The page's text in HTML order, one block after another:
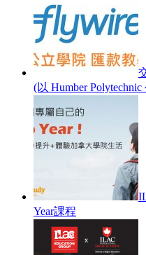
(以 Humber
Year課程